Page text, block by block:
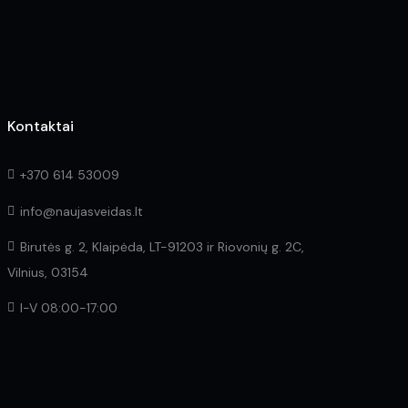
Kontaktai
+370 614 53009
info@naujasveidas.lt
Birutės g. 2, Klaipėda, LT-91203 ir Riovonių g. 2C,
Vilnius, 03154
I-V 08:00-17:00